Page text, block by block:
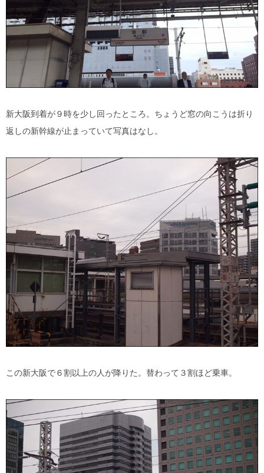
新大阪到着が９時を少し回ったところ。ちょうど窓の向こうは折り
返しの新幹線が止まっていて写真はなし。
この新大阪で６割以上の人が降りた。替わって３割ほど乗車。